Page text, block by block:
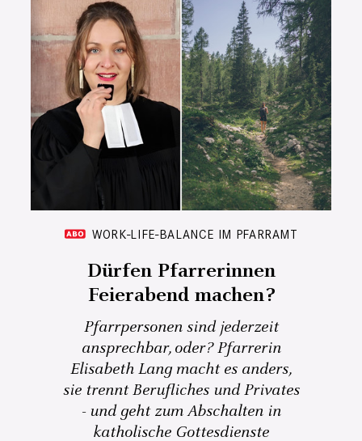
WORK-LIFE-BALANCE IM PFARRAMT
Dürfen Pfarrerinnen
Feierabend machen?
Pfarrpersonen sind jederzeit
ansprechbar, oder? Pfarrerin
Elisabeth Lang macht es anders,
sie trennt Berufliches und Privates
- und geht zum Abschalten in
katholische Gottesdienste